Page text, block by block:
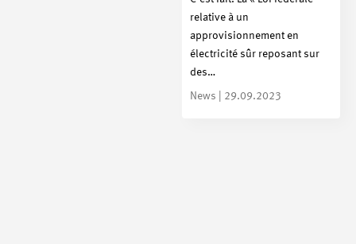
relative à un
approvisionnement en
électricité sûr reposant sur
des…
News | 29.09.2023